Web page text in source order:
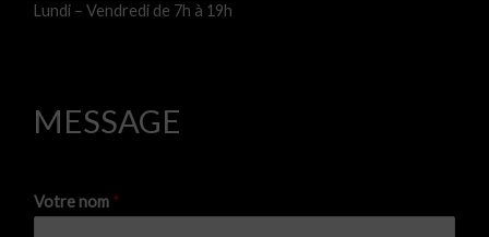
Lundi – Vendredi de 7h à 19h
MESSAGE
Votre nom *